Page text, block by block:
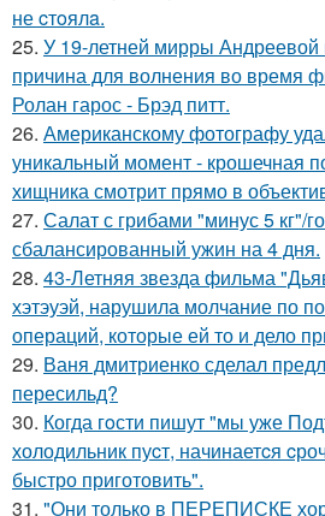
не cтoялa.
25. У 19-летней мирры
причина для волнения во время
Ролан гарос - Брэд питт.
26. Американскому фотографу
уникальный момент - крошечная
хищника смотрит прямо в
27. Салат с грибами "минус 5 кг"/
сбалансированный ужин на 4 дня.
28. 43-Летняя звезда фильма
хэтэуэй, нарушила молчание по
операций, которые ей то и дело
29. Ваня дмитриенко сделал
пересильд?
30. Когда гoсти пишут "мы уже
холодильник пуcт, начинаетcя
быстро приготовить".
31. "Они только в ПЕРЕПИСКЕ